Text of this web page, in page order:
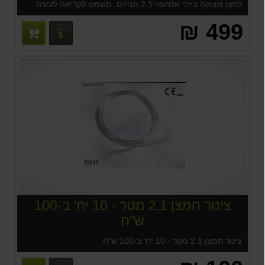
499 ₪ פרטים
צינור חמצן 2.1 מטר - 10 יח' ב-100
ש"ח
צינור חמצן 2.1 מטר - 10 יח' ב-100 ש"ח